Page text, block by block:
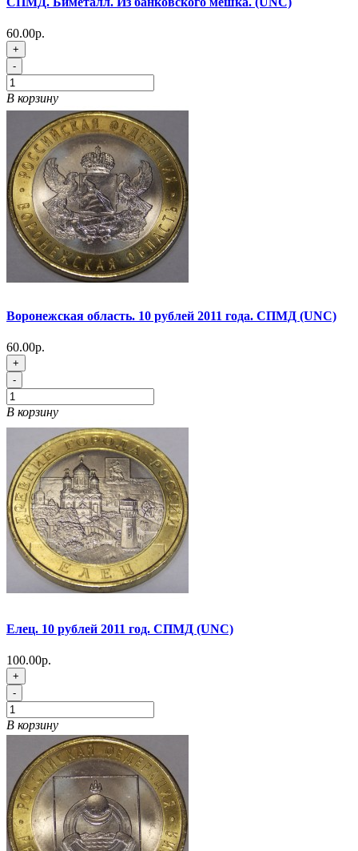
60.00р.
+
-
В корзину
Воронежская область. 10 рублей 2011 года. СПМД (UNC)
60.00р.
+
-
В корзину
Елец. 10 рублей 2011 год. СПМД (UNC)
100.00р.
+
-
В корзину